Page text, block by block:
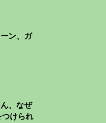
ーン、ガ
ん、なぜ
けられ